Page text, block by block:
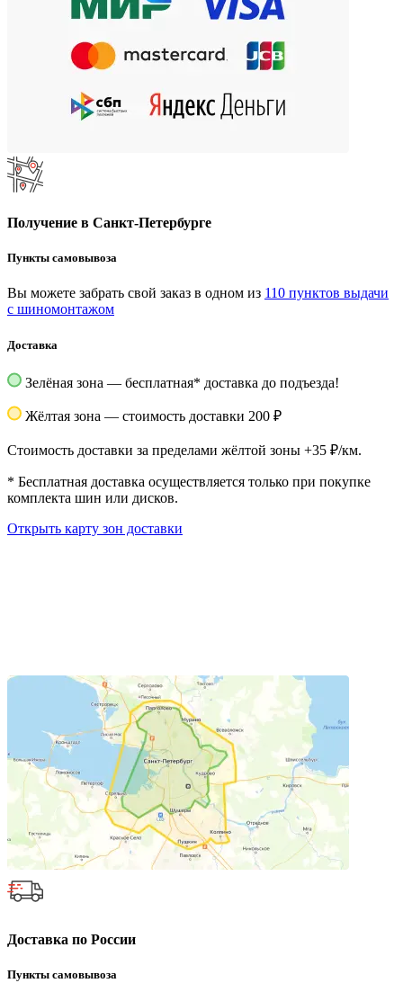
Получение в Санкт-Петербурге
Пункты самовывоза
Вы можете забрать свой заказ в одном из 110 пунктов выдачи
с шиномонтажом
Доставка
Зелёная зона — бесплатная* доставка до подъезда!
Жёлтая зона — стоимость доставки 200 ₽
Стоимость доставки за пределами жёлтой зоны +35 ₽/км.
* Бесплатная доставка осуществляется только при покупке
комплекта шин или дисков.
Открыть карту зон доставки
Доставка по России
Пункты самовывоза